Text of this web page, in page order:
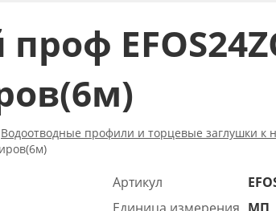
Водоотводные профили и торцевые заглушки к
Артикул